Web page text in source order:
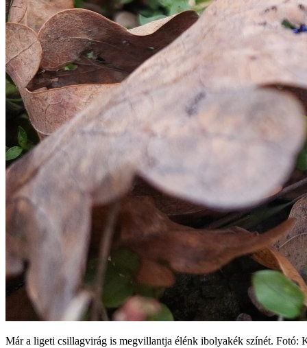
Már a ligeti csillagvirág is megvillantja élénk ibolyakék színét. Fotó: